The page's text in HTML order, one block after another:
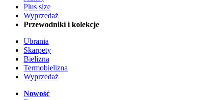
Plus size
Wyprzedaż
Przewodniki i kolekcje
Ubrania
Skarpety
Bielizna
Termobielizna
Wyprzedaż
Nowość